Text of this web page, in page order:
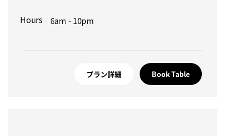
Hours 6am - 10pm
プラン詳細 Book Table